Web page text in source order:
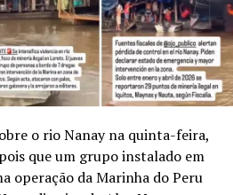
lista nacional de espécies
instaladas na bacia também
da geração hidrelétrica
no regime de chuvas
simultaneamente a
animais e o abastecimento de
da Floresta Amazônica no
América do Sul. Parte da
o rio Nanay na quinta-feira,
que um grupo instalado em
operação da Marinha do Peru